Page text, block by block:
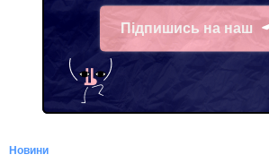
Підпишись на наш
Telegram
Новини